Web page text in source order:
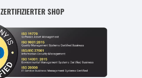
ZERTIFIZIERTER SHOP